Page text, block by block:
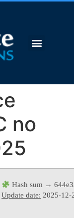
no
Hash sum →
Update date: 2025-12-